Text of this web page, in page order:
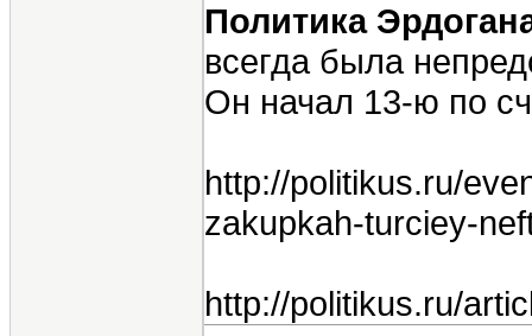
Политика
всегда была
Он начал 13-ю по
http://politikus.ru/
zakupkah-turciey-
http://politikus.ru/